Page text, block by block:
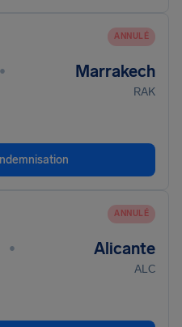
ANNULÉ
• Marrakech
RAK
ANNULÉ
• Alicante
ALC